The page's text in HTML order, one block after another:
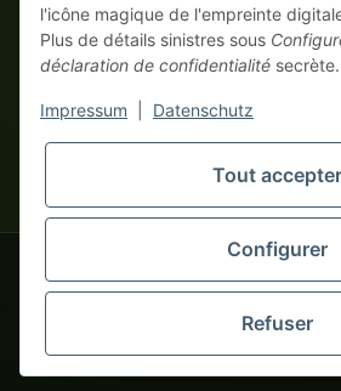
vrais monstres business commandent !
entrepreneurs (§ 14 BGB), aucun
Les prix en devises étrangères sont
taux de change actuel. La devise
© 2020-2026 tapemonster - Tous
Des milliers de clients
l'icône magique de l'empreinte
Plus de détails sinistres sous
déclaration de confidentialité secrète.
Impressum Datenschutz
Tout accepter
Configurer
Refuser